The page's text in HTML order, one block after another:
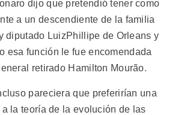
dijo que pretendió tener como
a un descendiente de la familia
diputado LuizPhillipe de Orleans y
esa función le fue encomendada
retirado Hamilton Mourão.
pareciera que preferirían una
la teoría de la evolución de las